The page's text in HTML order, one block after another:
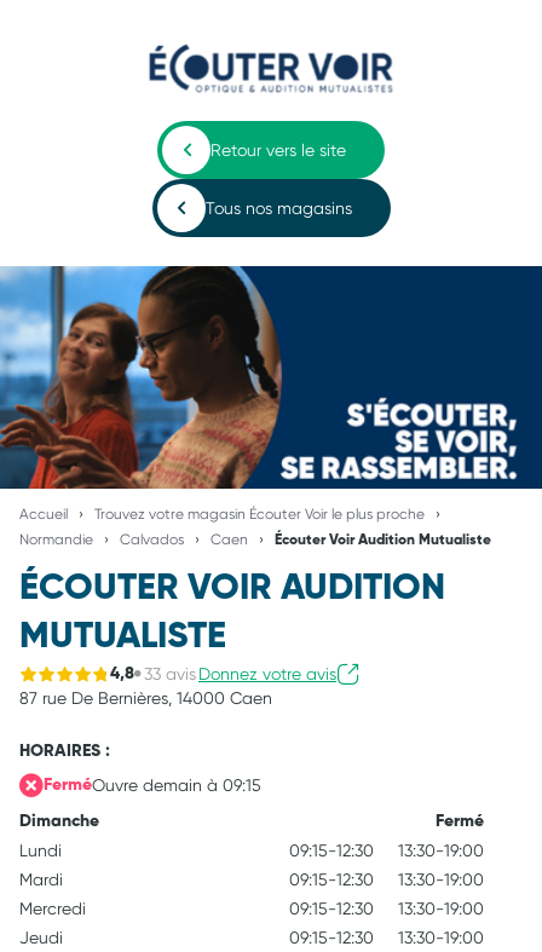
Retour vers le site
Tous nos magasins
Accueil
Trouvez votre magasin Écouter Voir le plus proche
Normandie
Calvados Caen Écouter Voir Audition Mutualiste
ÉCOUTER VOIR AUDITION
MUTUALISTE
4,8 33 avisDonnez votre avis
87 rue De Bernières, 14000 Caen
HORAIRES :
FerméOuvre demain à 09:15
Dimanche Fermé
Lundi 09:15-12:30
13:30-19:00
Mardi
09:15-12:30
13:30-19:00
Mercredi
09:15-12:30
13:30-19:00
Jeudi
09:15-12:30
13:30-19:00